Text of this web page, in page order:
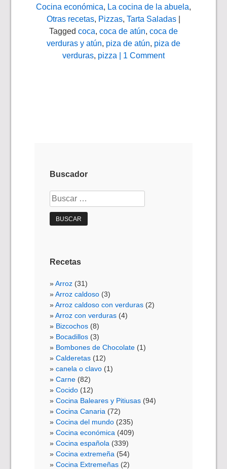
Cocina económica, La cocina de la abuela,
Otras recetas, Pizzas, Tarta Saladas
Tagged coca, coca de atún, coca de
verduras y atún, piza de atún, piza de
verduras, pizza | 1 Comment
Buscador
Buscar:
Recetas
Arroz (31)
Arroz caldoso (3)
Arroz caldoso con verduras (2)
Arroz con verduras (4)
Bizcochos (8)
Bocadillos (3)
Bombones de Chocolate (1)
Calderetas (12)
canela o clavo (1)
Carne (82)
Cocido (12)
Cocina Baleares y Pitiusas (94)
Cocina Canaria (72)
Cocina del mundo (235)
Cocina económica (409)
Cocina española (339)
Cocina extremeña (54)
Cocina Extremeñas (2)